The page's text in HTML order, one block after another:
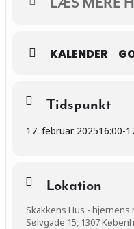
KALENDER
Tidspunkt
17. februar 202516:00-
Lokation
Skakkens Hus -
Sølvgade 15, 1307